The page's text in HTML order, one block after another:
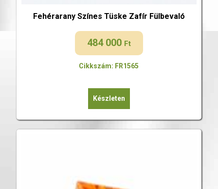
Fehérarany Színes Tüske Zafír Fülbevaló
484 000 Ft
Cikkszám: FR1565
Készleten